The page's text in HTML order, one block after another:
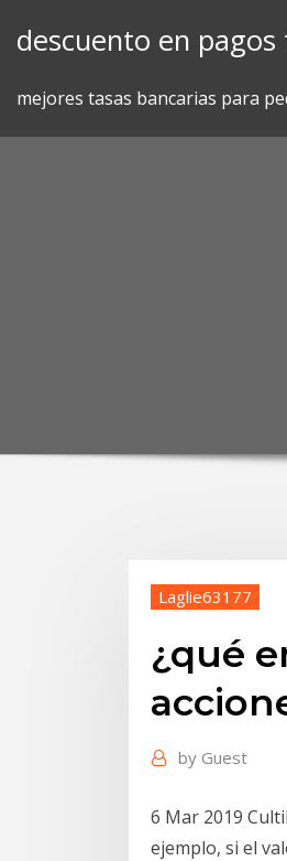
descuento en
mejores tasas bancarias para
Laglie63177
¿qué
by Guest
6 Mar 2019
ejemplo, si el